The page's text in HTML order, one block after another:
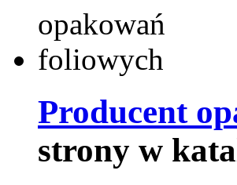
Producent
strony w